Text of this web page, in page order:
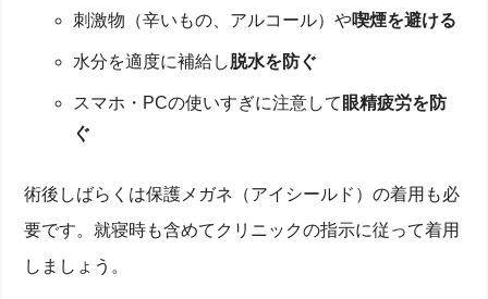
刺激物（辛いもの、アルコール）や喫煙を避ける
水分を適度に補給し脱水を防ぐ
スマホ・PCの使いすぎに注意して 眼精疲労を防
ぐ
術後しばらくは保護メガネ（アイシールド）の着用も必
要です。就寝時も含めてクリニックの指示に従って着用
しましょう。